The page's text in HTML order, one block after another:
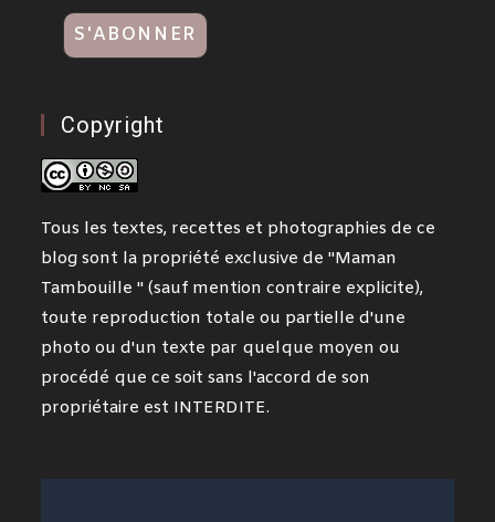
Copyright
Tous les textes, recettes et photographies de ce
blog sont la propriété exclusive de "Maman
Tambouille " (sauf mention contraire explicite),
toute reproduction totale ou partielle d'une
photo ou d'un texte par quelque moyen ou
procédé que ce soit sans l'accord de son
propriétaire est INTERDITE.